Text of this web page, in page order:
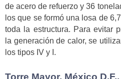
de acero de refuerzo y 36
los que se formó una losa de
toda la estructura. Para evitar
la generación de calor, se
los tipos IV y I.
Torre Mayor. México